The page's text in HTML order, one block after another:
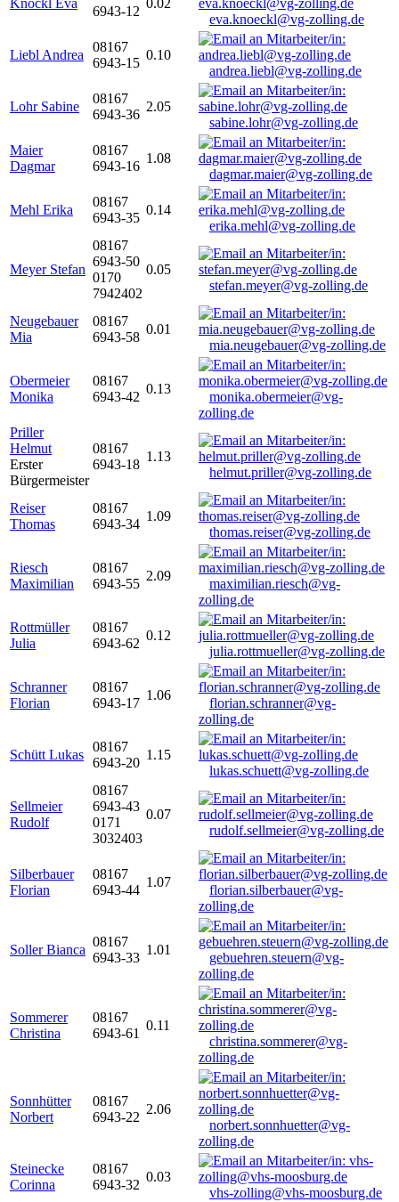
Knöckl Eva
6943-12
0.02
eva.knoeckl@vg-zolling.de
Liebl Andrea
08167
6943-15
0.10
andrea.liebl@vg-zolling.de
Lohr Sabine
08167
6943-36
2.05
sabine.lohr@vg-zolling.de
Maier
Dagmar
08167
6943-16
1.08
dagmar.maier@vg-zolling.de
Mehl Erika
08167
6943-35
0.14
erika.mehl@vg-zolling.de
Meyer Stefan
08167
6943-50
0170
7942402
0.05
stefan.meyer@vg-zolling.de
Neugebauer
Mia
08167
6943-58
0.01
mia.neugebauer@vg-zolling.de
Obermeier
Monika
08167
6943-42
0.13
monika.obermeier@vg-
zolling.de
Priller
Helmut
Erster
Bürgermeister
08167
6943-18
1.13
helmut.priller@vg-zolling.de
Reiser
Thomas
08167
6943-34
1.09
thomas.reiser@vg-zolling.de
Riesch
Maximilian
08167
6943-55
2.09
maximilian.riesch@vg-
zolling.de
Rottmüller
Julia
08167
6943-62
0.12
julia.rottmueller@vg-zolling.de
Schranner
Florian
08167
6943-17
1.06
florian.schranner@vg-
zolling.de
Schütt Lukas
08167
6943-20
1.15
lukas.schuett@vg-zolling.de
Sellmeier
Rudolf
08167
6943-43
0171
3032403
0.07
rudolf.sellmeier@vg-zolling.de
Silberbauer
Florian
08167
6943-44
1.07
florian.silberbauer@vg-
zolling.de
Soller Bianca
08167
6943-33
1.01
gebuehren.steuern@vg-
zolling.de
Sommerer
Christina
08167
6943-61
0.11
christina.sommerer@vg-
zolling.de
Sonnhütter
Norbert
08167
6943-22
2.06
norbert.sonnhuetter@vg-
zolling.de
Steinecke
Corinna
08167
6943-32
0.03
vhs-zolling@vhs-moosburg.de